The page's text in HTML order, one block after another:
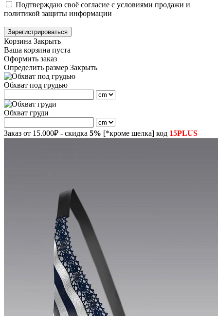
Подтверждаю своё согласие с условиями продажи и
политикой защиты информации
Зарегистрироваться
Корзина Закрыть
Ваша корзина пуста
Оформить заказ
Определить размер Закрыть
Обхват под грудью
Обхват груди
Заказ от 15.000₽ - скидка 5% [*кроме шелка] код 15PLUS